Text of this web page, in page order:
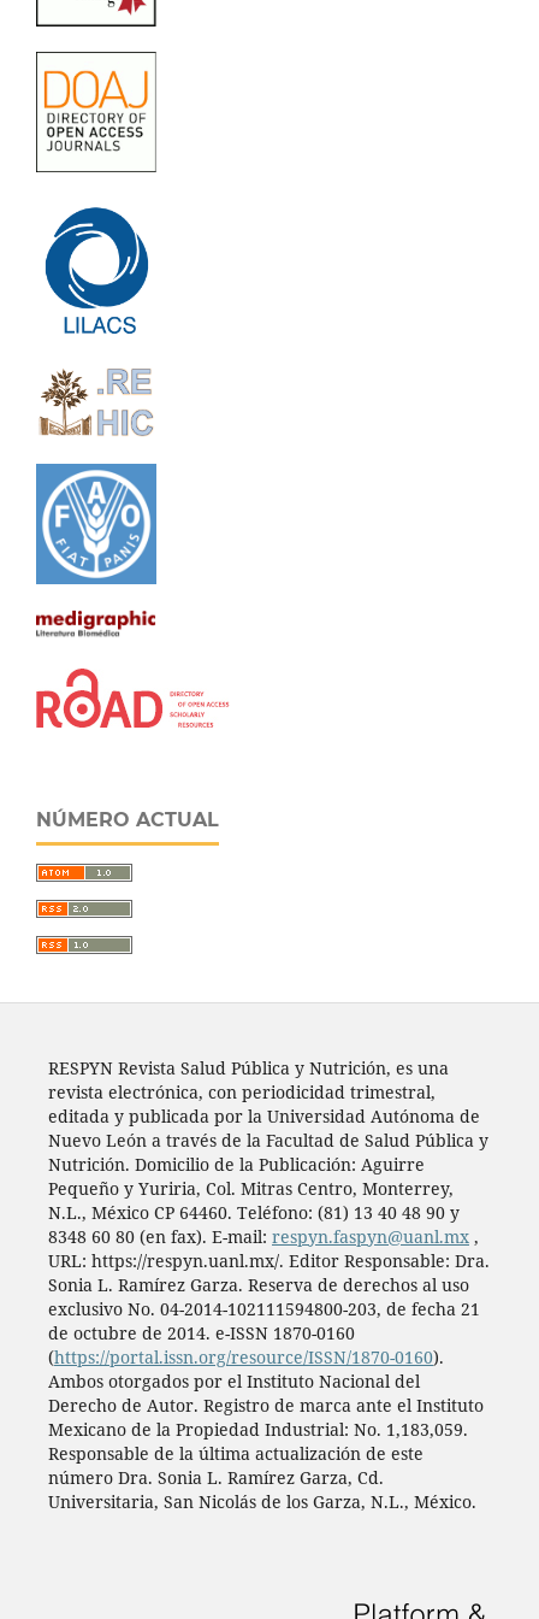
NÚMERO ACTUAL
RESPYN Revista Salud Pública y Nutrición, es una
revista electrónica, con periodicidad trimestral,
editada y publicada por la Universidad Autónoma de
Nuevo León a través de la Facultad de Salud Pública y
Nutrición. Domicilio de la Publicación: Aguirre
Pequeño y Yuriria, Col. Mitras Centro, Monterrey,
N.L., México CP 64460. Teléfono: (81) 13 40 48 90 y
8348 60 80 (en fax). E-mail: respyn.faspyn@uanl.mx,
URL: https://respyn.uanl.mx/. Editor Responsable: Dra.
Sonia L. Ramírez Garza. Reserva de derechos al uso
exclusivo No. 04-2014-102111594800-203, de fecha 21
de octubre de 2014. e-ISSN 1870-0160
(https://portal.issn.org/resource/ISSN/1870-0160).
Ambos otorgados por el Instituto Nacional del
Derecho de Autor. Registro de marca ante el Instituto
Mexicano de la Propiedad Industrial: No. 1,183,059.
Responsable de la última actualización de este
número Dra. Sonia L. Ramírez Garza, Cd.
Universitaria, San Nicolás de los Garza, N.L., México.